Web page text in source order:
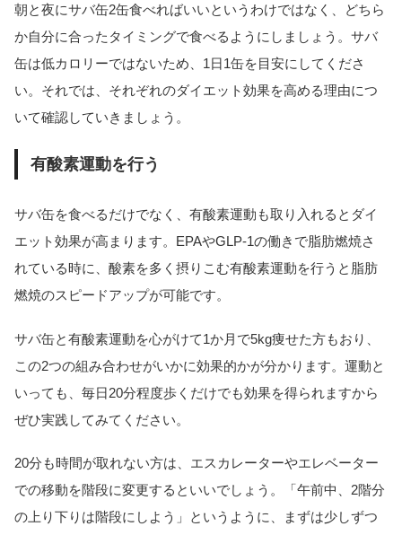
朝と夜にサバ缶2缶食べればいいというわけではなく、どちら
か自分に合ったタイミングで食べるようにしましょう。サバ
缶は低カロリーではないため、1日1缶を目安にしてくださ
い。それでは、それぞれのダイエット効果を高める理由につ
いて確認していきましょう。
有酸素運動を行う
サバ缶を食べるだけでなく、有酸素運動も取り入れるとダイ
エット効果が高まります。EPAやGLP-1の働きで脂肪燃焼さ
れている時に、酸素を多く摂りこむ有酸素運動を行うと脂肪
燃焼のスピードアップが可能です。
サバ缶と有酸素運動を心がけて1か月で5kg痩せた方もおり、
この2つの組み合わせがいかに効果的かが分かります。運動と
いっても、毎日20分程度歩くだけでも効果を得られますから
ぜひ実践してみてください。
20分も時間が取れない方は、エスカレーターやエレベーター
での移動を階段に変更するといいでしょう。「午前中、2階分
の上り下りは階段にしよう」というように、まずは少しずつ